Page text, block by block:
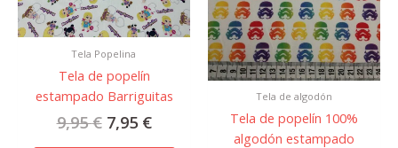
Tela Popelina
Tela de popelín
estampado Barriguitas
9,95€ 7,95 €
Tela de algodón
Tela de popelín 100%
algodón estampado